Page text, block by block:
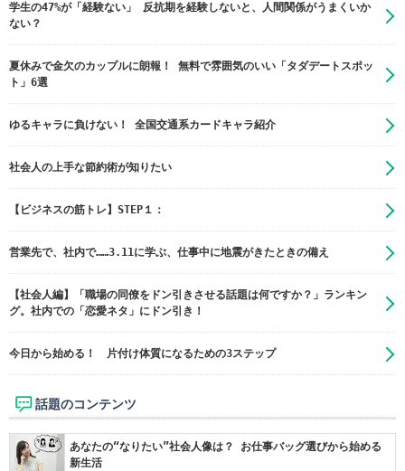
学生の47%が「経験ない」 反抗期を経験しないと、人間関係がうまくいか
ない？
夏休みで金欠のカップルに朗報！ 無料で雰囲気のいい「タダデートスポッ
ト」6選
ゆるキャラに負けない！ 全国交通系カードキャラ紹介
社会人の上手な節約術が知りたい
【ビジネスの筋トレ】STEP１：
営業先で、社内で……3.11に学ぶ、仕事中に地震がきたときの備え
【社会人編】「職場の同僚をドン引きさせる話題は何ですか？」ランキン
グ。社内での「恋愛ネタ」にドン引き！
今日から始める！ 片付け体質になるための3ステップ
話題のコンテンツ
あなたの“なりたい”社会人像は？ お仕事バッグ選びから始める
新生活